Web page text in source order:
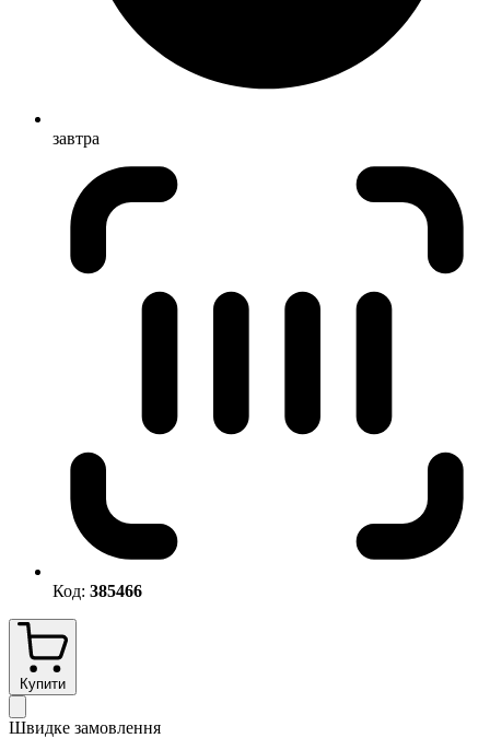
завтра
Код: 385466
Купити
Швидке замовлення